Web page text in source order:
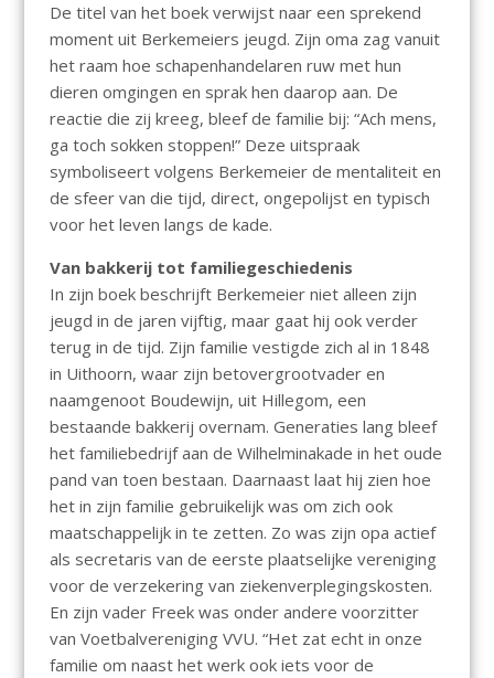
De titel van het boek verwijst naar een sprekend
moment uit Berkemeiers jeugd. Zijn oma zag vanuit
het raam hoe schapenhandelaren ruw met hun
dieren omgingen en sprak hen daarop aan. De
reactie die zij kreeg, bleef de familie bij: “Ach mens,
ga toch sokken stoppen!” Deze uitspraak
symboliseert volgens Berkemeier de mentaliteit en
de sfeer van die tijd, direct, ongepolijst en typisch
voor het leven langs de kade.
Van bakkerij tot familiegeschiedenis
In zijn boek beschrijft Berkemeier niet alleen zijn
jeugd in de jaren vijftig, maar gaat hij ook verder
terug in de tijd. Zijn familie vestigde zich al in 1848
in Uithoorn, waar zijn betovergrootvader en
naamgenoot Boudewijn, uit Hillegom, een
bestaande bakkerij overnam. Generaties lang bleef
het familiebedrijf aan de Wilhelminakade in het oude
pand van toen bestaan. Daarnaast laat hij zien hoe
het in zijn familie gebruikelijk was om zich ook
maatschappelijk in te zetten. Zo was zijn opa actief
als secretaris van de eerste plaatselijke vereniging
voor de verzekering van ziekenverplegingskosten.
En zijn vader Freek was onder andere voorzitter
van Voetbalvereniging VVU. “Het zat echt in onze
familie om naast het werk ook iets voor de